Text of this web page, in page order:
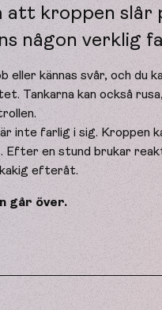
att kroppen slår
någon verklig
eller kännas svår, och du
Tankarna kan också
inte farlig i sig. Kroppen
en stund brukar
efteråt.
går över.